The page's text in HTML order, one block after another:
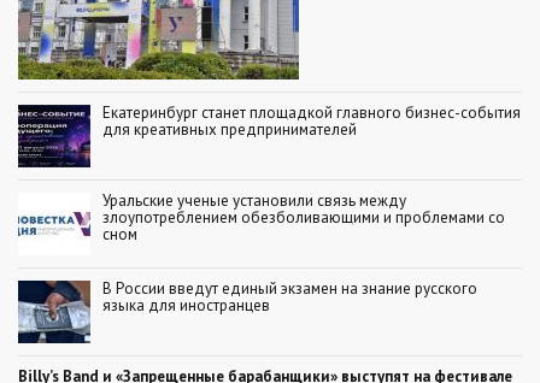
Екатеринбург станет площадкой главного бизнес-события
для креативных предпринимателей
Уральские ученые установили связь между
злоупотреблением обезболивающими и проблемами со
сном
В России введут единый экзамен на знание русского
языка для иностранцев
Billy’s Band и «Запрещенные барабанщики» выступят на фестивале